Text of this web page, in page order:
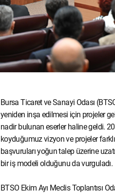
Bursa Ticaret ve Sanayi Odası
yeniden inşa edilmesi için projeler
nadir bulunan eserler haline geldi.
koyduğumuz vizyon ve projeler
başvuruları yoğun talep üzerine
bir iş modeli olduğunu da vurguladı.
BTSO Ekim Ayı Meclis Toplantısı